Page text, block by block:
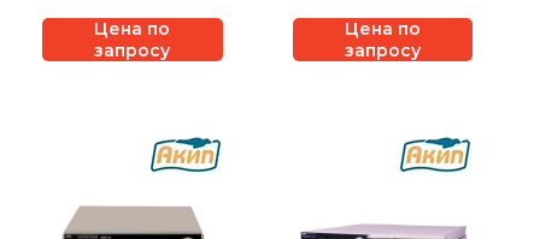
Цена по
запросу
произвольной
формы серии
Цена по
запросу